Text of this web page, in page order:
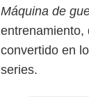
Máquina de
entrenamiento,
convertido en
series.